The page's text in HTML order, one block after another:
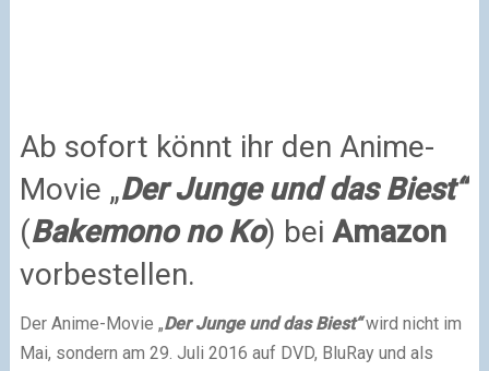
Ab sofort könnt ihr den Anime-
Movie „Der Junge und dasBiest“
(Bakemono no Ko) bei Amazon
vorbestellen.
Der Anime-Movie „Der Junge und dasBiest“wird nicht im
Mai, sondern am 29. Juli 2016 auf DVD, BluRay und als